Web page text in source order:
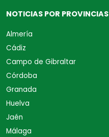
NOTICIAS POR PROVINCIAS
Almería
Cádiz
Campo de Gibraltar
Córdoba
Granada
Huelva
Jaén
Málaga